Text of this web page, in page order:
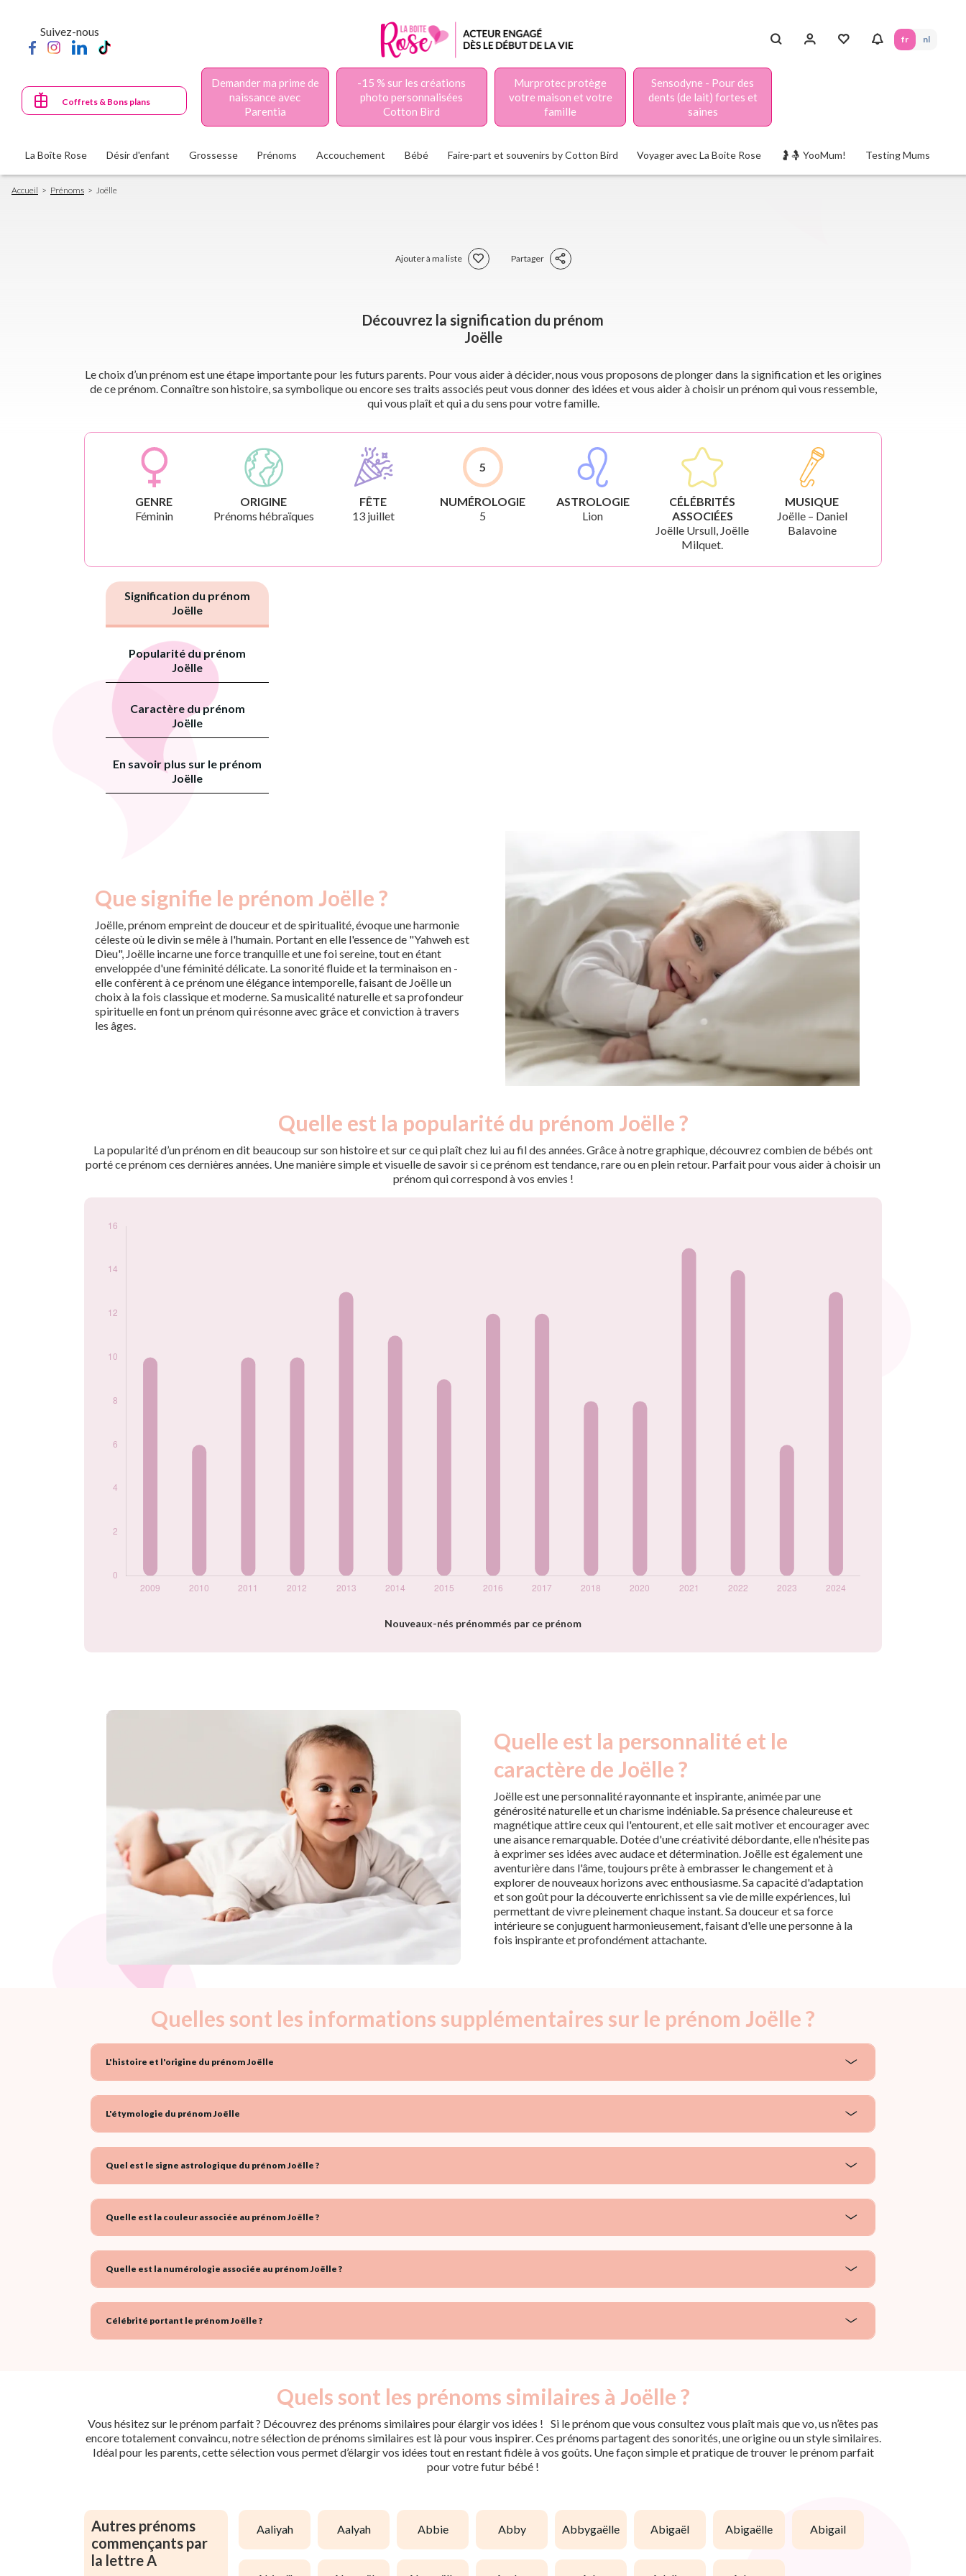
principal
Suivez-nous
fr nl
Coffrets & Bons plans
Demander ma prime de
naissance avec
Parentia
-15 % sur les créations
photo personnalisées
Cotton Bird
Murprotec protège
votre maison et votre
famille
Sensodyne - Pour des
dents (de lait) fortes et
saines
La Boîte Rose Désir d'enfant Grossesse Prénoms Accouchement Bébé Faire-part et souvenirs by Cotton Bird Voyager avec La Boite Rose 🤰🤱 YooMum! Testing Mums
Fil
d'Ariane
Accueil Prénoms Joëlle
Ajouter à ma liste Partager
Découvrez la signification du prénom
Joëlle
Le choix d’un prénom est une étape importante pour les futurs parents. Pour vous aider à décider, nous vous proposons de plonger dans la signification et les origines
de ce prénom. Connaître son histoire, sa symbolique ou encore ses traits associés peut vous donner des idées et vous aider à choisir un prénom qui vous ressemble,
qui vous plaît et qui a du sens pour votre famille.
GENRE
Féminin
ORIGINE
Prénoms hébraïques
FÊTE
13 juillet
5
NUMÉROLOGIE
5
ASTROLOGIE
Lion
CÉLÉBRITÉS
ASSOCIÉES
Joëlle Ursull, Joëlle
Milquet.
MUSIQUE
Joëlle – Daniel
Balavoine
Signification du prénom
Joëlle
Popularité du prénom
Joëlle
Caractère du prénom
Joëlle
En savoir plus sur le prénom
Joëlle
Que signifie le prénom Joëlle ?
Joëlle, prénom empreint de douceur et de spiritualité, évoque une harmonie
céleste où le divin se mêle à l'humain. Portant en elle l'essence de "Yahweh est
Dieu", Joëlle incarne une force tranquille et une foi sereine, tout en étant
enveloppée d'une féminité délicate. La sonorité fluide et la terminaison en -
elle confèrent à ce prénom une élégance intemporelle, faisant de Joëlle un
choix à la fois classique et moderne. Sa musicalité naturelle et sa profondeur
spirituelle en font un prénom qui résonne avec grâce et conviction à travers
les âges.
Quelle est la popularité du prénom Joëlle ?
La popularité d’un prénom en dit beaucoup sur son histoire et sur ce qui plaît chez lui au fil des années. Grâce à notre graphique, découvrez combien de bébés ont
porté ce prénom ces dernières années. Une manière simple et visuelle de savoir si ce prénom est tendance, rare ou en plein retour. Parfait pour vous aider à choisir un
prénom qui correspond à vos envies !
Nouveaux-nés prénommés par ce prénom
prénom Joëlle par
2009
10
2010
6
2014
11
2017
2021
2023
Quelle est la personnalité et le
caractère de Joëlle ?
Joëlle est une personnalité rayonnante et inspirante, animée par une
générosité naturelle et un charisme indéniable. Sa présence chaleureuse et
magnétique attire ceux qui l'entourent, et elle sait motiver et encourager avec
une aisance remarquable. Dotée d'une créativité débordante, elle n'hésite pas
à exprimer ses idées avec audace et détermination. Joëlle est également une
aventurière dans l'âme, toujours prête à embrasser le changement et à
explorer de nouveaux horizons avec enthousiasme. Sa capacité d'adaptation
et son goût pour la découverte enrichissent sa vie de mille expériences, lui
permettant de vivre pleinement chaque instant. Sa douceur et sa force
intérieure se conjuguent harmonieusement, faisant d'elle une personne à la
fois inspirante et profondément attachante.
Quelles sont les informations supplémentaires sur le prénom Joëlle ?
L'histoire et l'origine du prénom Joëlle
L'étymologie du prénom Joëlle
Quel est le signe astrologique du prénom Joëlle ?
Quelle est la couleur associée au prénom Joëlle ?
Quelle est la numérologie associée au prénom Joëlle ?
Célébrité portant le prénom Joëlle ?
Quels sont les prénoms similaires à Joëlle ?
Vous hésitez sur le prénom parfait ? Découvrez des prénoms similaires pour élargir vos idées ! Si le prénom que vous consultez vous plaît mais que vo, us n’êtes pas
encore totalement convaincu, notre sélection de prénoms similaires est là pour vous inspirer. Ces prénoms partagent des sonorités, une origine ou un style similaires.
Idéal pour les parents, cette sélection vous permet d’élargir vos idées tout en restant fidèle à vos goûts. Une façon simple et pratique de trouver le prénom parfait
pour votre futur bébé !
Autres prénoms
commençants par
la lettre A
aaliyah aalyah abbie abby abbygaëlle abigaël abigaëlle abigail